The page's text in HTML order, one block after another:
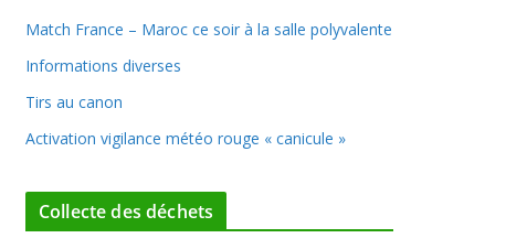
Match France – Maroc ce soir à la salle polyvalente
Informations diverses
Tirs au canon
Activation vigilance météo rouge « canicule »
Collecte des déchets